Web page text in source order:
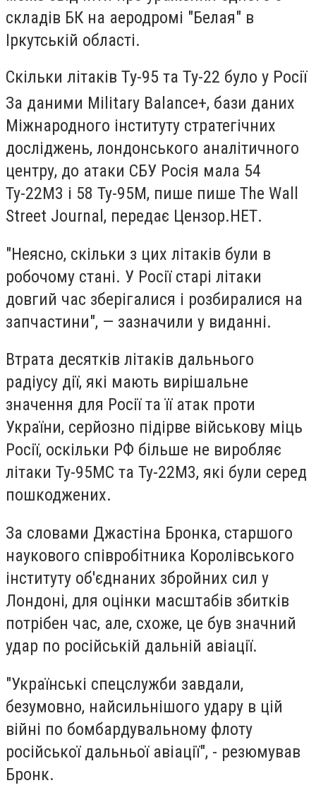
складів БК на аеродромі "Белая" в
Іркутській області.
Скільки літаків Ту-95 та Ту-22 було у Росії
За даними Military Balance+, бази даних
Міжнародного інституту стратегічних
досліджень, лондонського аналітичного
центру, до атаки СБУ Росія мала 54
Ту-22М3 і 58 Ту-95М, пише пише The Wall
Street Journal, передає Цензор.НЕТ.
"Неясно, скільки з цих літаків були в
робочому стані. У Росії старі літаки
довгий час зберігалися і розбиралися на
запчастини", — зазначили у виданні.
Втрата десятків літаків дальнього
радіусу дії, які мають вирішальне
значення для Росії та її атак проти
України, серйозно підірве військову міць
Росії, оскільки РФ більше не виробляє
літаки Ту-95МС та Ту-22М3, які були серед
пошкоджених.
За словами Джастіна Бронка, старшого
наукового співробітника Королівського
інституту об'єднаних збройних сил у
Лондоні, для оцінки масштабів збитків
потрібен час, але, схоже, це був значний
удар по російській дальній авіації.
"Українські спецслужби завдали,
безумовно, найсильнішого удару в цій
війні по бомбардувальному флоту
російської дальньої авіації", - резюмував
Бронк.